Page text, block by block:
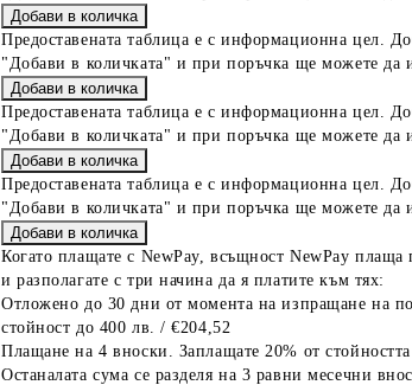
Предоставената таблица е с информационна цел.
"Добави в количката" и при поръчка ще можете да
Предоставената таблица е с информационна цел.
"Добави в количката" и при поръчка ще можете да
Предоставената таблица е с информационна цел.
"Добави в количката" и при поръчка ще можете да
Когато плащате с NewPay, всъщност NewPay
и разполагате с три начина да я платите към тях:
Отложено до 30 дни от момента на изпращане на
стойност до 400 лв. / €204,52
Плащане на 4 вноски. Заплащате 20% от
Останалата сума се разделя на 3 равни месечни